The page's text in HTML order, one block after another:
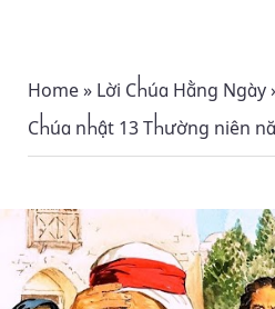
Home» Lời Chúa Hằng Ngày
Chúa nhật 13 Thường niên